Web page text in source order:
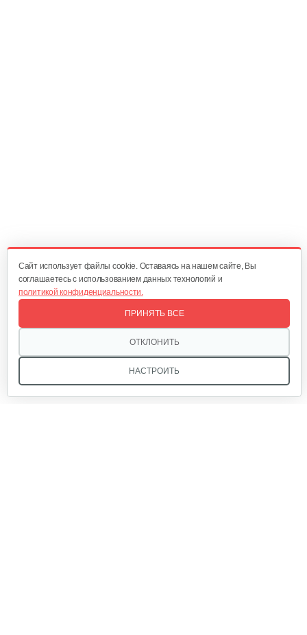
1 920 руб Смотреть
Мотокоса бензиновая AL-KO Geos Easy…
Мотокоса бензиновая AL-KO GEOS Max…
Cайт использует файлы cookie. Оставаясь на нашем сайте, Вы
соглашаетесь с использованием данных технологий и
политикой конфиденциальности.
НАСТРОИТЬ
ОТКЛОНИТЬ
ПРИНЯТЬ ВСЕ